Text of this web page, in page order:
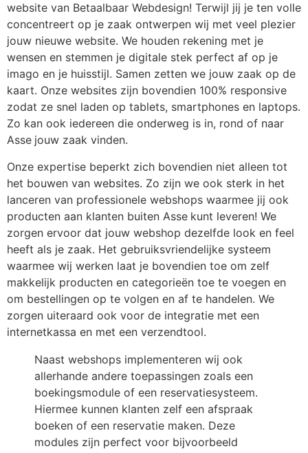
website van Betaalbaar Webdesign! Terwijl jij je ten volle
concentreert op je zaak ontwerpen wij met veel plezier
jouw nieuwe website. We houden rekening met je
wensen en stemmen je digitale stek perfect af op je
imago en je huisstijl. Samen zetten we jouw zaak op de
kaart. Onze websites zijn bovendien 100% responsive
zodat ze snel laden op tablets, smartphones en laptops.
Zo kan ook iedereen die onderweg is in, rond of naar
Asse jouw zaak vinden.
Onze expertise beperkt zich bovendien niet alleen tot
het bouwen van websites. Zo zijn we ook sterk in het
lanceren van professionele webshops waarmee jij ook
producten aan klanten buiten Asse kunt leveren! We
zorgen ervoor dat jouw webshop dezelfde look en feel
heeft als je zaak. Het gebruiksvriendelijke systeem
waarmee wij werken laat je bovendien toe om zelf
makkelijk producten en categorieën toe te voegen en
om bestellingen op te volgen en af te handelen. We
zorgen uiteraard ook voor de integratie met een
internetkassa en met een verzendtool.
Naast webshops implementeren wij ook
allerhande andere toepassingen zoals een
boekingsmodule of een reservatiesysteem.
Hiermee kunnen klanten zelf een afspraak
boeken of een reservatie maken. Deze
modules zijn perfect voor bijvoorbeeld